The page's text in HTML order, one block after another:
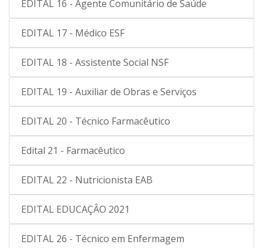
EDITAL 16 - Agente Comunitário de Saúde
EDITAL 17 - Médico ESF
EDITAL 18 - Assistente Social NSF
EDITAL 19 - Auxiliar de Obras e Serviços
EDITAL 20 - Técnico Farmacêutico
Edital 21 - Farmacêutico
EDITAL 22 - Nutricionista EAB
EDITAL EDUCAÇÂO 2021
EDITAL 26 - Técnico em Enfermagem